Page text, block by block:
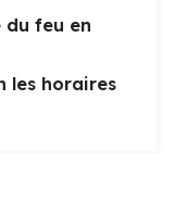
feu en
les horaires